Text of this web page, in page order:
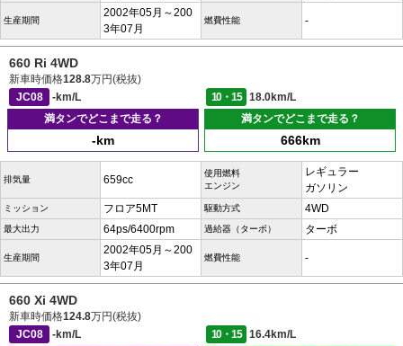
生産期間
2002年05月～200
3年07月
燃費性能 -
660 Ri 4WD
新車時価格128.8万円(税抜)
JC08
-km/L 10・15
18.0km/L
満タンでどこまで走る？
-km
満タンでどこまで走る？
666km
排気量 659cc
使用燃料
エンジン
レギュラー
ガソリン
ミッション フロア5MT 駆動方式 4WD
最大出力 64ps/6400rpm 過給器（ターボ） ターボ
生産期間
2002年05月～200
3年07月
燃費性能 -
660 Xi 4WD
新車時価格124.8万円(税抜)
JC08
-km/L 10・15
16.4km/L